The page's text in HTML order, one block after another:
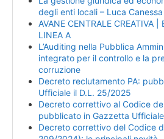
degli enti locali – Luca
AVANE CENTRALE CREATIVA |
LINEA A
L’Auditing nella Pubblica
integrato per il controllo e la
corruzione
Decreto reclutamento PA:
Ufficiale il D.L. 25/2025
Decreto correttivo al Codice
pubblicato in Gazzetta
Decreto correttivo del Codice